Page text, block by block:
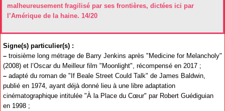
malheureusement fragilisé par ses frontières, dictées ici par
l’Amérique de la haine. 14/20
Signe(s) particulier(s) :
– troisième long métrage de Barry Jenkins après "Medicine for Melancholy"
(2008) et l’Oscar du Meilleur film "Moonlight", récompensé en 2017 ;
– adapté du roman de "If Beale Street Could Talk" de James Baldwin,
publié en 1974, ayant déjà donné lieu à une libre adaptation
cinématographique intitulée "À la Place du Cœur" par Robert Guédiguian
en 1998 ;